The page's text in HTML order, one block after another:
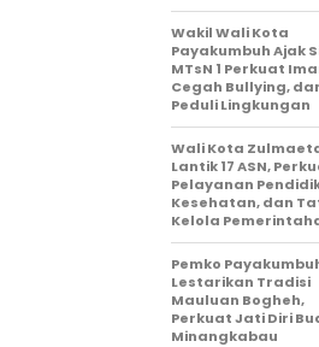
Wakil Wali Kota
Payakumbuh Ajak
MTsN 1 Perkuat
Cegah Bullying,
Peduli Lingkungan
Wali Kota
Lantik 17 ASN,
Pelayanan
Kesehatan, dan
Kelola
Pemko
Lestarikan Tradisi
Mauluan Bogheh,
Perkuat Jati Diri
Minangkabau